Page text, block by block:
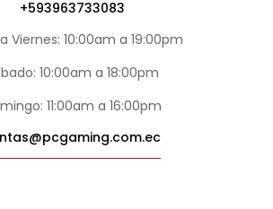
+593963733083
Viernes: 10:00am a 19:00pm
10:00am a 18:00pm
11:00am a 16:00pm